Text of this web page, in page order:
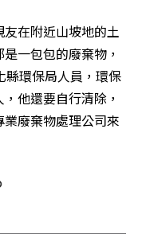
在附近山坡地的土
一包包的廢棄物，
縣環保局人員，環保
他還要自行清除，
廢棄物處理公司來